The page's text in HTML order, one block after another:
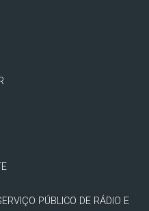
PÚBLICO DE RÁDIO E